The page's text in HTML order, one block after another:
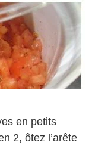
en petits
2, ôtez l’arête